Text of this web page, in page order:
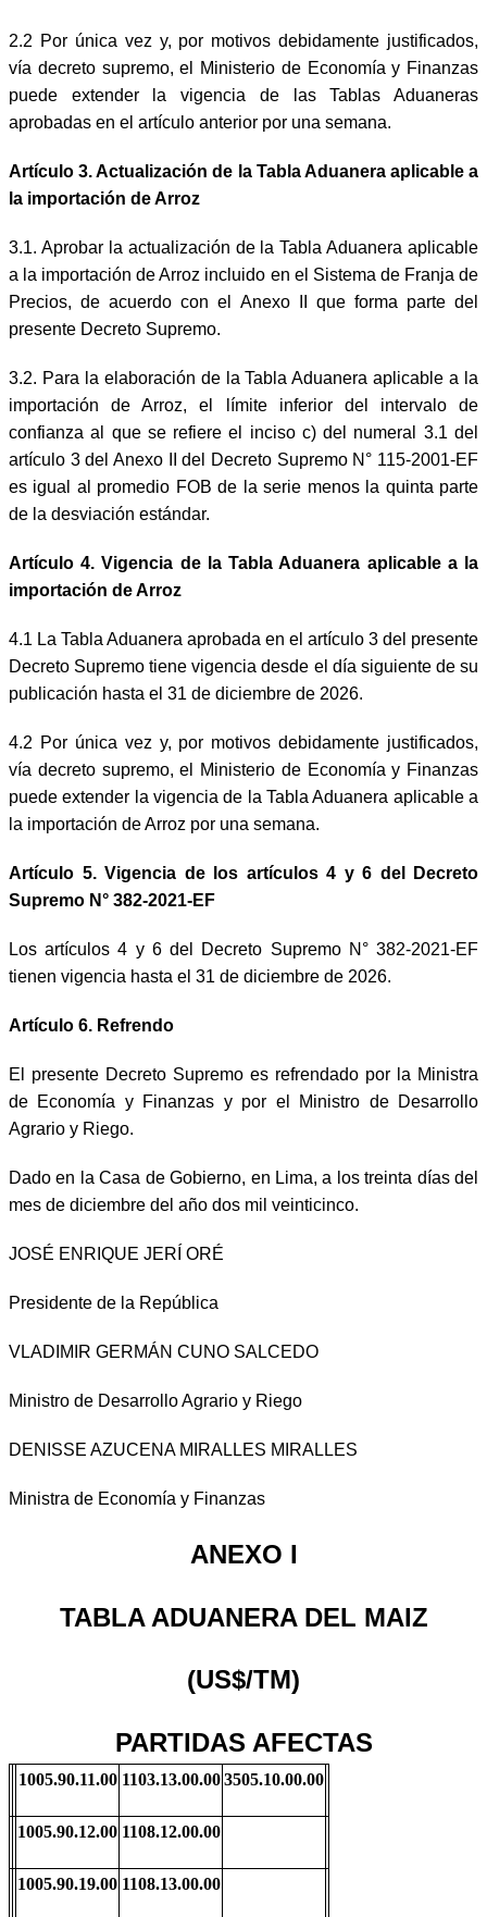
2.2 Por única vez y, por motivos debidamente justificados,
vía decreto supremo, el Ministerio de Economía y Finanzas
puede extender la vigencia de las Tablas Aduaneras
aprobadas en el artículo anterior por una semana.
Artículo 3. Actualización de la Tabla Aduanera aplicable a
la importación de Arroz
3.1. Aprobar la actualización de la Tabla Aduanera aplicable
a la importación de Arroz incluido en el Sistema de Franja de
Precios, de acuerdo con el Anexo II que forma parte del
presente Decreto Supremo.
3.2. Para la elaboración de la Tabla Aduanera aplicable a la
importación de Arroz, el límite inferior del intervalo de
confianza al que se refiere el inciso c) del numeral 3.1 del
artículo 3 del Anexo II del Decreto Supremo N° 115-2001-EF
es igual al promedio FOB de la serie menos la quinta parte
de la desviación estándar.
Artículo 4. Vigencia de la Tabla Aduanera aplicable a la
importación de Arroz
4.1 La Tabla Aduanera aprobada en el artículo 3 del presente
Decreto Supremo tiene vigencia desde el día siguiente de su
publicación hasta el 31 de diciembre de 2026.
4.2 Por única vez y, por motivos debidamente justificados,
vía decreto supremo, el Ministerio de Economía y Finanzas
puede extender la vigencia de la Tabla Aduanera aplicable a
la importación de Arroz por una semana.
Artículo 5. Vigencia de los artículos 4 y 6 del Decreto
Supremo N° 382-2021-EF
Los artículos 4 y 6 del Decreto Supremo N° 382-2021-EF
tienen vigencia hasta el 31 de diciembre de 2026.
Artículo 6. Refrendo
El presente Decreto Supremo es refrendado por la Ministra
de Economía y Finanzas y por el Ministro de Desarrollo
Agrario y Riego.
Dado en la Casa de Gobierno, en Lima, a los treinta días del
mes de diciembre del año dos mil veinticinco.
JOSÉ ENRIQUE JERÍ ORÉ
Presidente de la República
VLADIMIR GERMÁN CUNO SALCEDO
Ministro de Desarrollo Agrario y Riego
DENISSE AZUCENA MIRALLES MIRALLES
Ministra de Economía y Finanzas
ANEXO I
TABLA ADUANERA DEL MAIZ
(US$/TM)
PARTIDAS AFECTAS
1005.90.11.00 1103.13.00.00 3505.10.00.00
1005.90.12.00 1108.12.00.00
1005.90.19.00 1108.13.00.00